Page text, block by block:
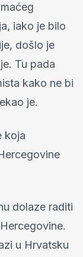
iako je bilo
došlo je
Tu pada
kako ne bi
je.
koja
dolaze raditi
u Hrvatsku